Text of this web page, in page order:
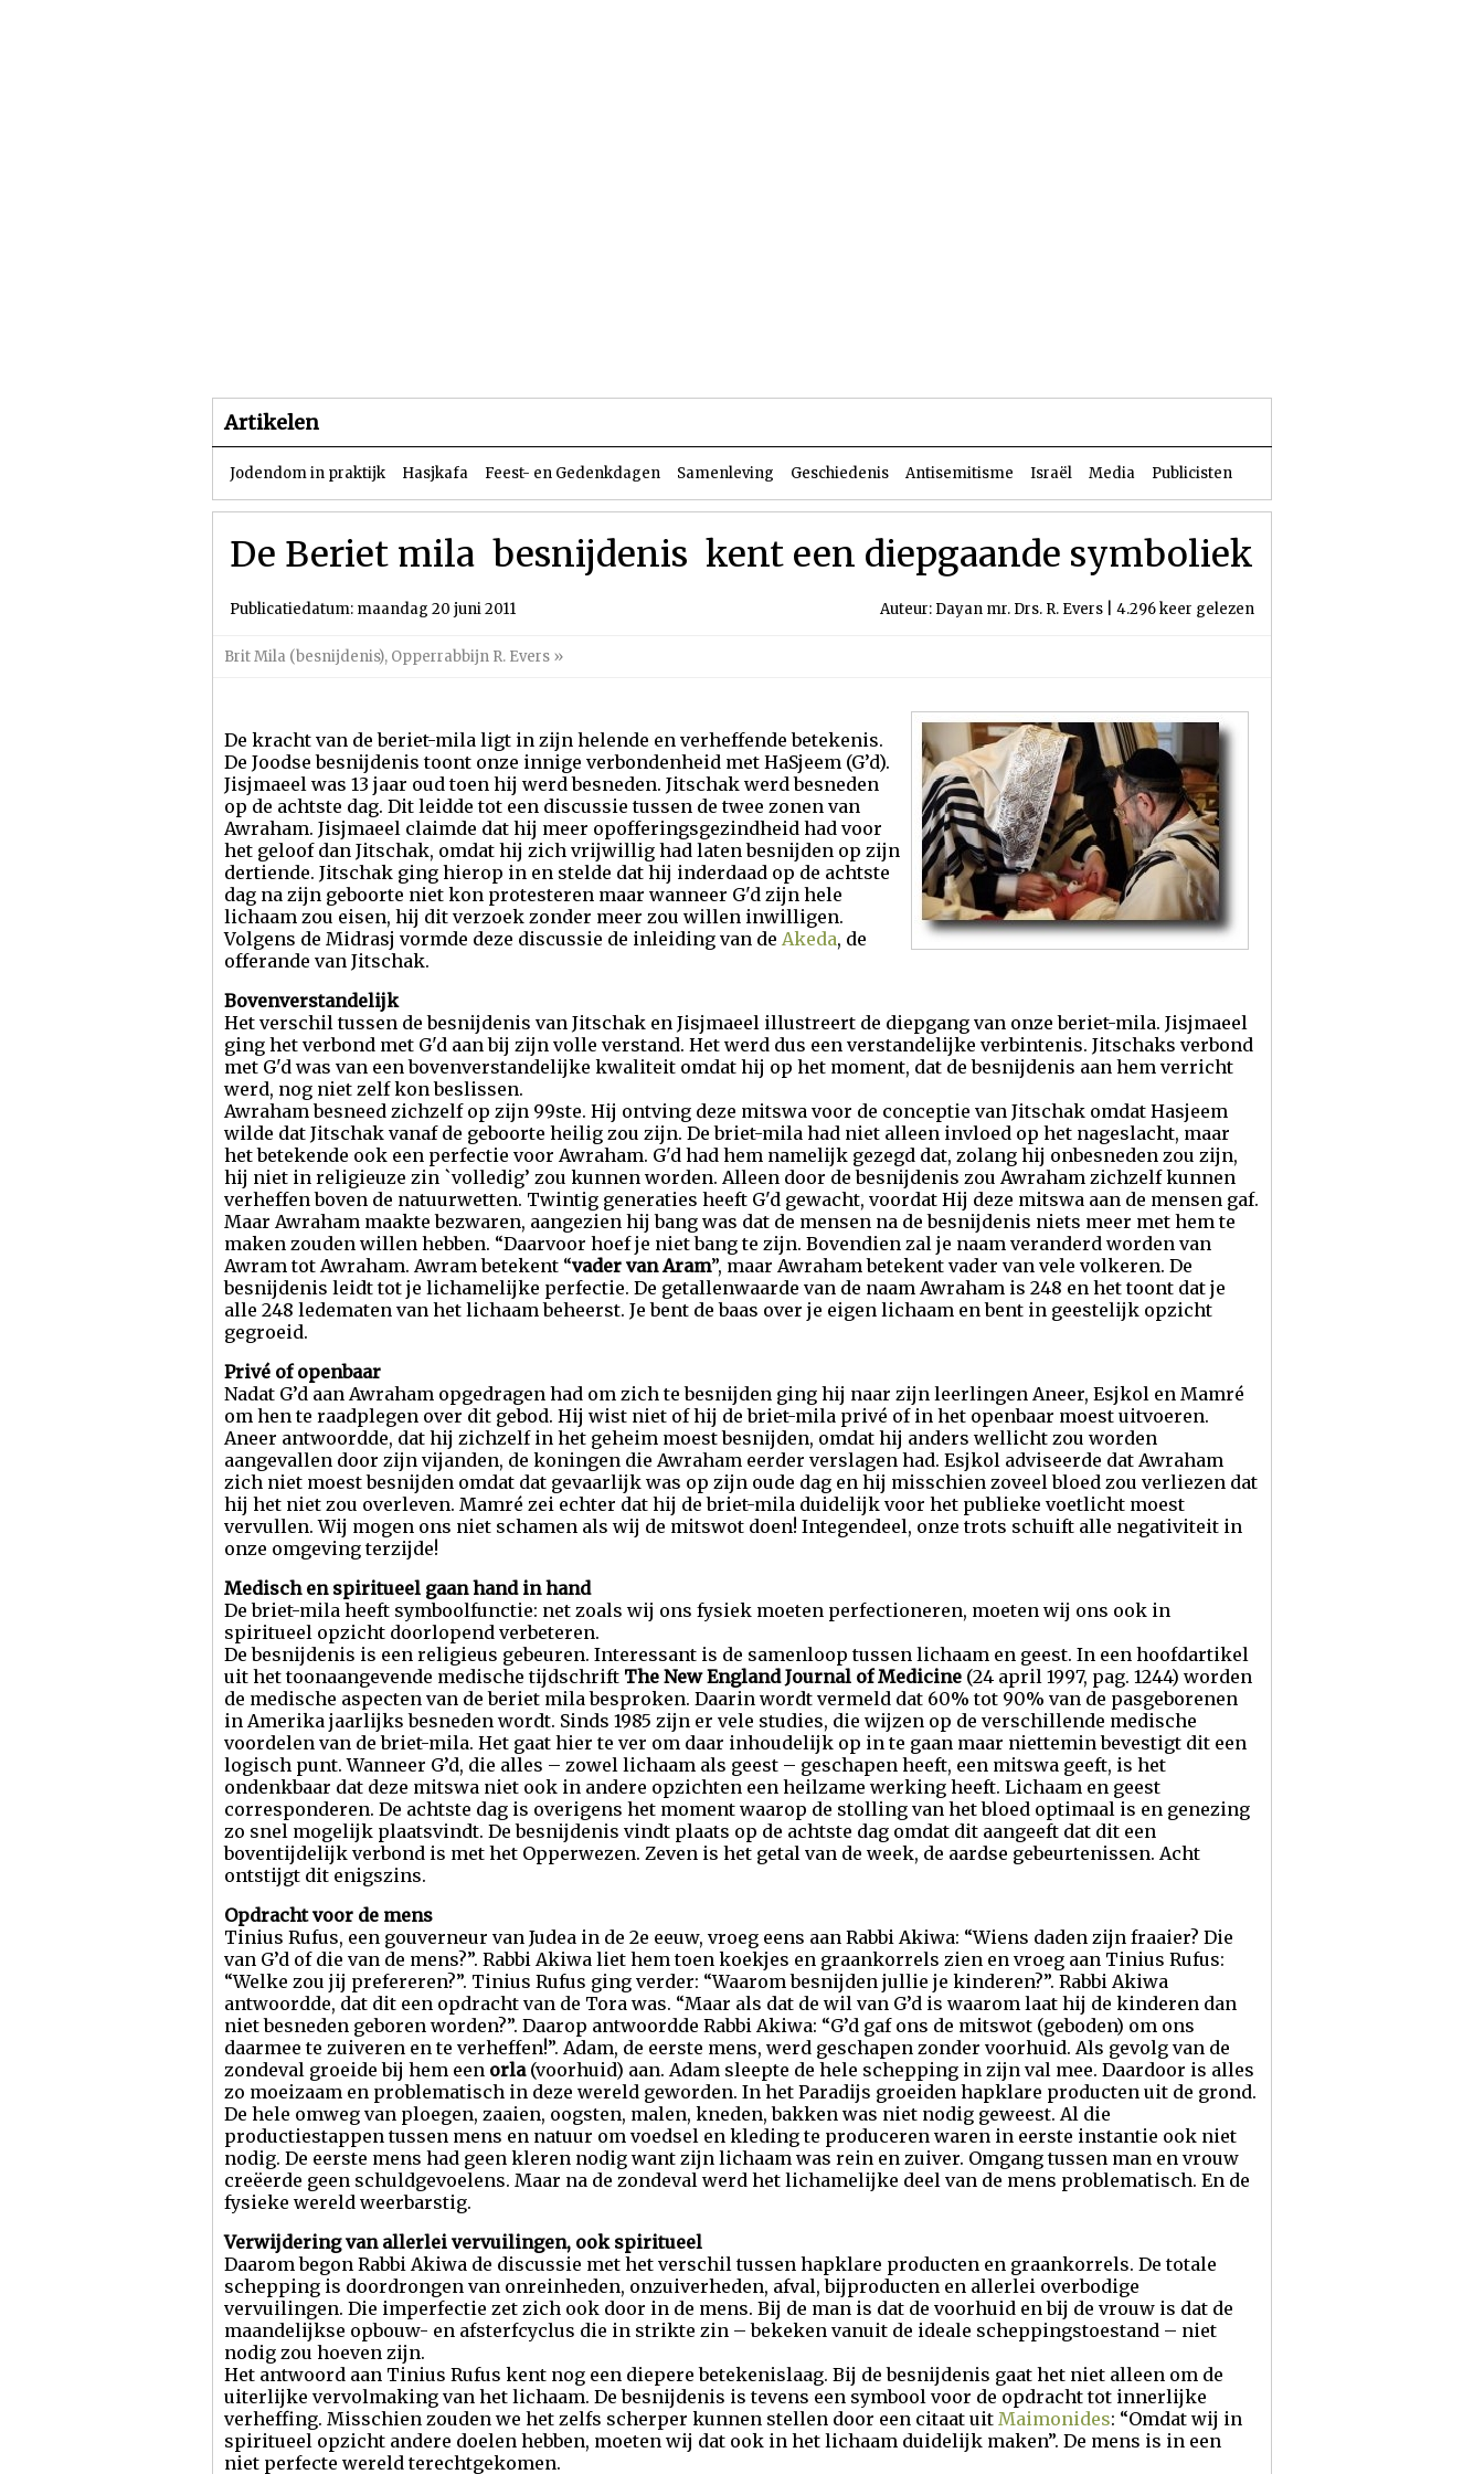
Artikelen
Jodendom in praktijk Hasjkafa Feest- en Gedenkdagen Samenleving Geschiedenis Antisemitisme Israël Media Publicisten
De Beriet mila  besnijdenis  kent een diepgaande symboliek
Publicatiedatum: maandag 20 juni 2011 Auteur: Dayan mr. Drs. R. Evers | 4.296 keer gelezen
Brit Mila (besnijdenis), Opperrabbijn R. Evers »
De kracht van de beriet-mila ligt in zijn helende en verheffende betekenis.
De Joodse besnijdenis toont onze innige verbondenheid met HaSjeem (G’d).
Jisjmaeel was 13 jaar oud toen hij werd besneden. Jitschak werd besneden
op de achtste dag. Dit leidde tot een discussie tussen de twee zonen van
Awraham. Jisjmaeel claimde dat hij meer opofferingsgezindheid had voor
het geloof dan Jitschak, omdat hij zich vrijwillig had laten besnijden op zijn
dertiende. Jitschak ging hierop in en stelde dat hij inderdaad op de achtste
dag na zijn geboorte niet kon protesteren maar wanneer G'd zijn hele
lichaam zou eisen, hij dit verzoek zonder meer zou willen inwilligen.
Volgens de Midrasj vormde deze discussie de inleiding van de Akeda, de
offerande van Jitschak.
Bovenverstandelijk
Het verschil tussen de besnijdenis van Jitschak en Jisjmaeel illustreert de diepgang van onze beriet-mila. Jisjmaeel
ging het verbond met G'd aan bij zijn volle verstand. Het werd dus een verstandelijke verbintenis. Jitschaks verbond
met G'd was van een bovenverstandelijke kwaliteit omdat hij op het moment, dat de besnijdenis aan hem verricht
werd, nog niet zelf kon beslissen.
Awraham besneed zichzelf op zijn 99ste. Hij ontving deze mitswa voor de conceptie van Jitschak omdat Hasjeem
wilde dat Jitschak vanaf de geboorte heilig zou zijn. De briet-mila had niet alleen invloed op het nageslacht, maar
het betekende ook een perfectie voor Awraham. G'd had hem namelijk gezegd dat, zolang hij onbesneden zou zijn,
hij niet in religieuze zin `volledig’ zou kunnen worden. Alleen door de besnijdenis zou Awraham zichzelf kunnen
verheffen boven de natuurwetten. Twintig generaties heeft G'd gewacht, voordat Hij deze mitswa aan de mensen gaf.
Maar Awraham maakte bezwaren, aangezien hij bang was dat de mensen na de besnijdenis niets meer met hem te
maken zouden willen hebben. “Daarvoor hoef je niet bang te zijn. Bovendien zal je naam veranderd worden van
Awram tot Awraham. Awram betekent “vader van Aram”, maar Awraham betekent vader van vele volkeren. De
besnijdenis leidt tot je lichamelijke perfectie. De getallenwaarde van de naam Awraham is 248 en het toont dat je
alle 248 ledematen van het lichaam beheerst. Je bent de baas over je eigen lichaam en bent in geestelijk opzicht
gegroeid.
Privé of openbaar
Nadat G’d aan Awraham opgedragen had om zich te besnijden ging hij naar zijn leerlingen Aneer, Esjkol en Mamré
om hen te raadplegen over dit gebod. Hij wist niet of hij de briet-mila privé of in het openbaar moest uitvoeren.
Aneer antwoordde, dat hij zichzelf in het geheim moest besnijden, omdat hij anders wellicht zou worden
aangevallen door zijn vijanden, de koningen die Awraham eerder verslagen had. Esjkol adviseerde dat Awraham
zich niet moest besnijden omdat dat gevaarlijk was op zijn oude dag en hij misschien zoveel bloed zou verliezen dat
hij het niet zou overleven. Mamré zei echter dat hij de briet-mila duidelijk voor het publieke voetlicht moest
vervullen. Wij mogen ons niet schamen als wij de mitswot doen! Integendeel, onze trots schuift alle negativiteit in
onze omgeving terzijde!
Medisch en spiritueel gaan hand in hand
De briet-mila heeft symboolfunctie: net zoals wij ons fysiek moeten perfectioneren, moeten wij ons ook in
spiritueel opzicht doorlopend verbeteren.
De besnijdenis is een religieus gebeuren. Interessant is de samenloop tussen lichaam en geest. In een hoofdartikel
uit het toonaangevende medische tijdschrift The New England Journal of Medicine (24 april 1997, pag. 1244) worden
de medische aspecten van de beriet mila besproken. Daarin wordt vermeld dat 60% tot 90% van de pasgeborenen
in Amerika jaarlijks besneden wordt. Sinds 1985 zijn er vele studies, die wijzen op de verschillende medische
voordelen van de briet-mila. Het gaat hier te ver om daar inhoudelijk op in te gaan maar niettemin bevestigt dit een
logisch punt. Wanneer G’d, die alles – zowel lichaam als geest – geschapen heeft, een mitswa geeft, is het
ondenkbaar dat deze mitswa niet ook in andere opzichten een heilzame werking heeft. Lichaam en geest
corresponderen. De achtste dag is overigens het moment waarop de stolling van het bloed optimaal is en genezing
zo snel mogelijk plaatsvindt. De besnijdenis vindt plaats op de achtste dag omdat dit aangeeft dat dit een
boventijdelijk verbond is met het Opperwezen. Zeven is het getal van de week, de aardse gebeurtenissen. Acht
ontstijgt dit enigszins.
Opdracht voor de mens
Tinius Rufus, een gouverneur van Judea in de 2e eeuw, vroeg eens aan Rabbi Akiwa: “Wiens daden zijn fraaier? Die
van G’d of die van de mens?”. Rabbi Akiwa liet hem toen koekjes en graankorrels zien en vroeg aan Tinius Rufus:
“Welke zou jij prefereren?”. Tinius Rufus ging verder: “Waarom besnijden jullie je kinderen?”. Rabbi Akiwa
antwoordde, dat dit een opdracht van de Tora was. “Maar als dat de wil van G’d is waarom laat hij de kinderen dan
niet besneden geboren worden?”. Daarop antwoordde Rabbi Akiwa: “G’d gaf ons de mitswot (geboden) om ons
daarmee te zuiveren en te verheffen!”. Adam, de eerste mens, werd geschapen zonder voorhuid. Als gevolg van de
zondeval groeide bij hem een orla(voorhuid) aan. Adam sleepte de hele schepping in zijn val mee. Daardoor is alles
zo moeizaam en problematisch in deze wereld geworden. In het Paradijs groeiden hapklare producten uit de grond.
De hele omweg van ploegen, zaaien, oogsten, malen, kneden, bakken was niet nodig geweest. Al die
productiestappen tussen mens en natuur om voedsel en kleding te produceren waren in eerste instantie ook niet
nodig. De eerste mens had geen kleren nodig want zijn lichaam was rein en zuiver. Omgang tussen man en vrouw
creëerde geen schuldgevoelens. Maar na de zondeval werd het lichamelijke deel van de mens problematisch. En de
fysieke wereld weerbarstig.
Verwijdering van allerlei vervuilingen, ook spiritueel
Daarom begon Rabbi Akiwa de discussie met het verschil tussen hapklare producten en graankorrels. De totale
schepping is doordrongen van onreinheden, onzuiverheden, afval, bijproducten en allerlei overbodige
vervuilingen. Die imperfectie zet zich ook door in de mens. Bij de man is dat de voorhuid en bij de vrouw is dat de
maandelijkse opbouw- en afsterfcyclus die in strikte zin – bekeken vanuit de ideale scheppingstoestand – niet
nodig zou hoeven zijn.
Het antwoord aan Tinius Rufus kent nog een diepere betekenislaag. Bij de besnijdenis gaat het niet alleen om de
uiterlijke vervolmaking van het lichaam. De besnijdenis is tevens een symbool voor de opdracht tot innerlijke
verheffing. Misschien zouden we het zelfs scherper kunnen stellen door een citaat uit Maimonides: “Omdat wij in
spiritueel opzicht andere doelen hebben, moeten wij dat ook in het lichaam duidelijk maken”. De mens is in een
niet perfecte wereld terechtgekomen.